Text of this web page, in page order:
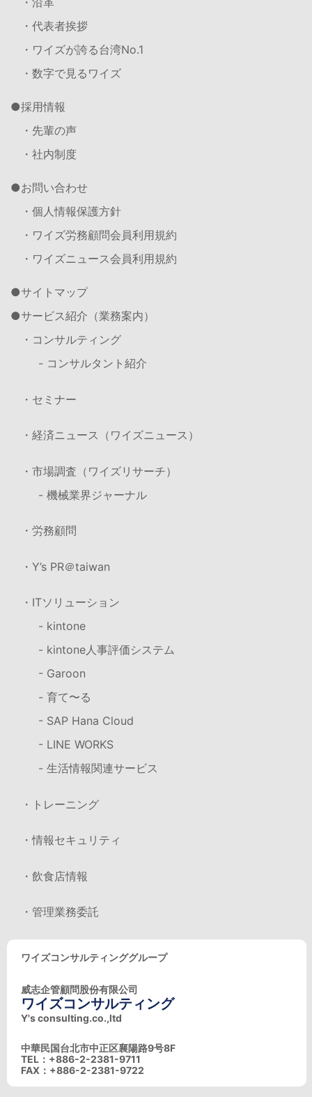
・代表者挨拶
・ワイズが誇る台湾No.1
・数字で見るワイズ
採用情報
・先輩の声
・社内制度
お問い合わせ
・個人情報保護方針
・ワイズ労務顧問会員利用規約
・ワイズニュース会員利用規約
サイトマップ
サービス紹介（業務案内）
・コンサルティング
- コンサルタント紹介
・セミナー
・経済ニュース（ワイズニュース）
・市場調査（ワイズリサーチ）
- 機械業界ジャーナル
・労務顧問
・Y’s PR＠taiwan
・ITソリューション
- kintone
- kintone人事評価システム
- Garoon
- 育て〜る
- SAP Hana Cloud
- LINE WORKS
- 生活情報関連サービス
・トレーニング
・情報セキュリティ
・飲食店情報
・管理業務委託
ワイズコンサルティンググループ
威志企管顧問股份有限公司
ワイズコンサルティング
Y's consulting.co.,ltd
中華民国台北市中正区襄陽路9号8F
TEL：+886-2-2381-9711
FAX：+886-2-2381-9722